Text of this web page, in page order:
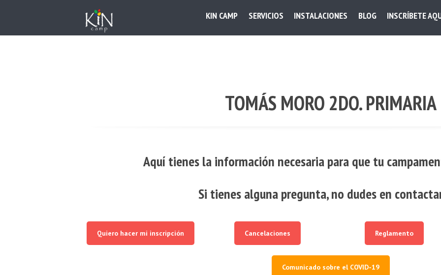
KIN CAMP SERVICIOS INSTALACIONES BLOG INSCRÍBETE
TOMÁS MORO 2DO. PRIMARIA
Aquí tienes la información necesaria para que tu
Si tienes alguna pregunta, no dudes en
Quiero hacer mi inscripción Cancelaciones Reglamento
Comunicado sobre el COVID-19